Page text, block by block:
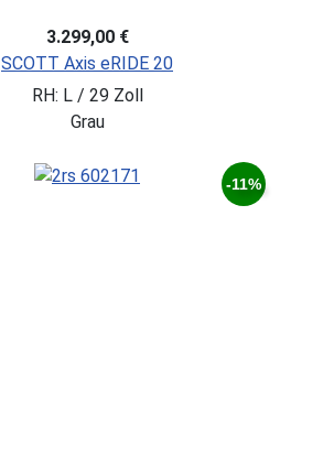
3.299,00 €
SCOTT Axis eRIDE 20
RH: L / 29 Zoll
Grau
-11%